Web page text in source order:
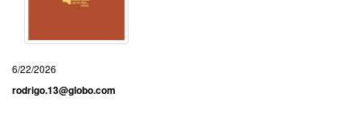
6/22/2026
rodrigo.13@globo.com